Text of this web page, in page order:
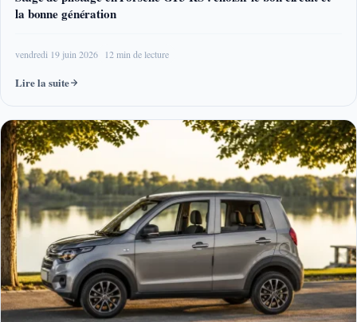
la bonne génération
vendredi 19 juin 2026 12 min de lecture
Lire la suite